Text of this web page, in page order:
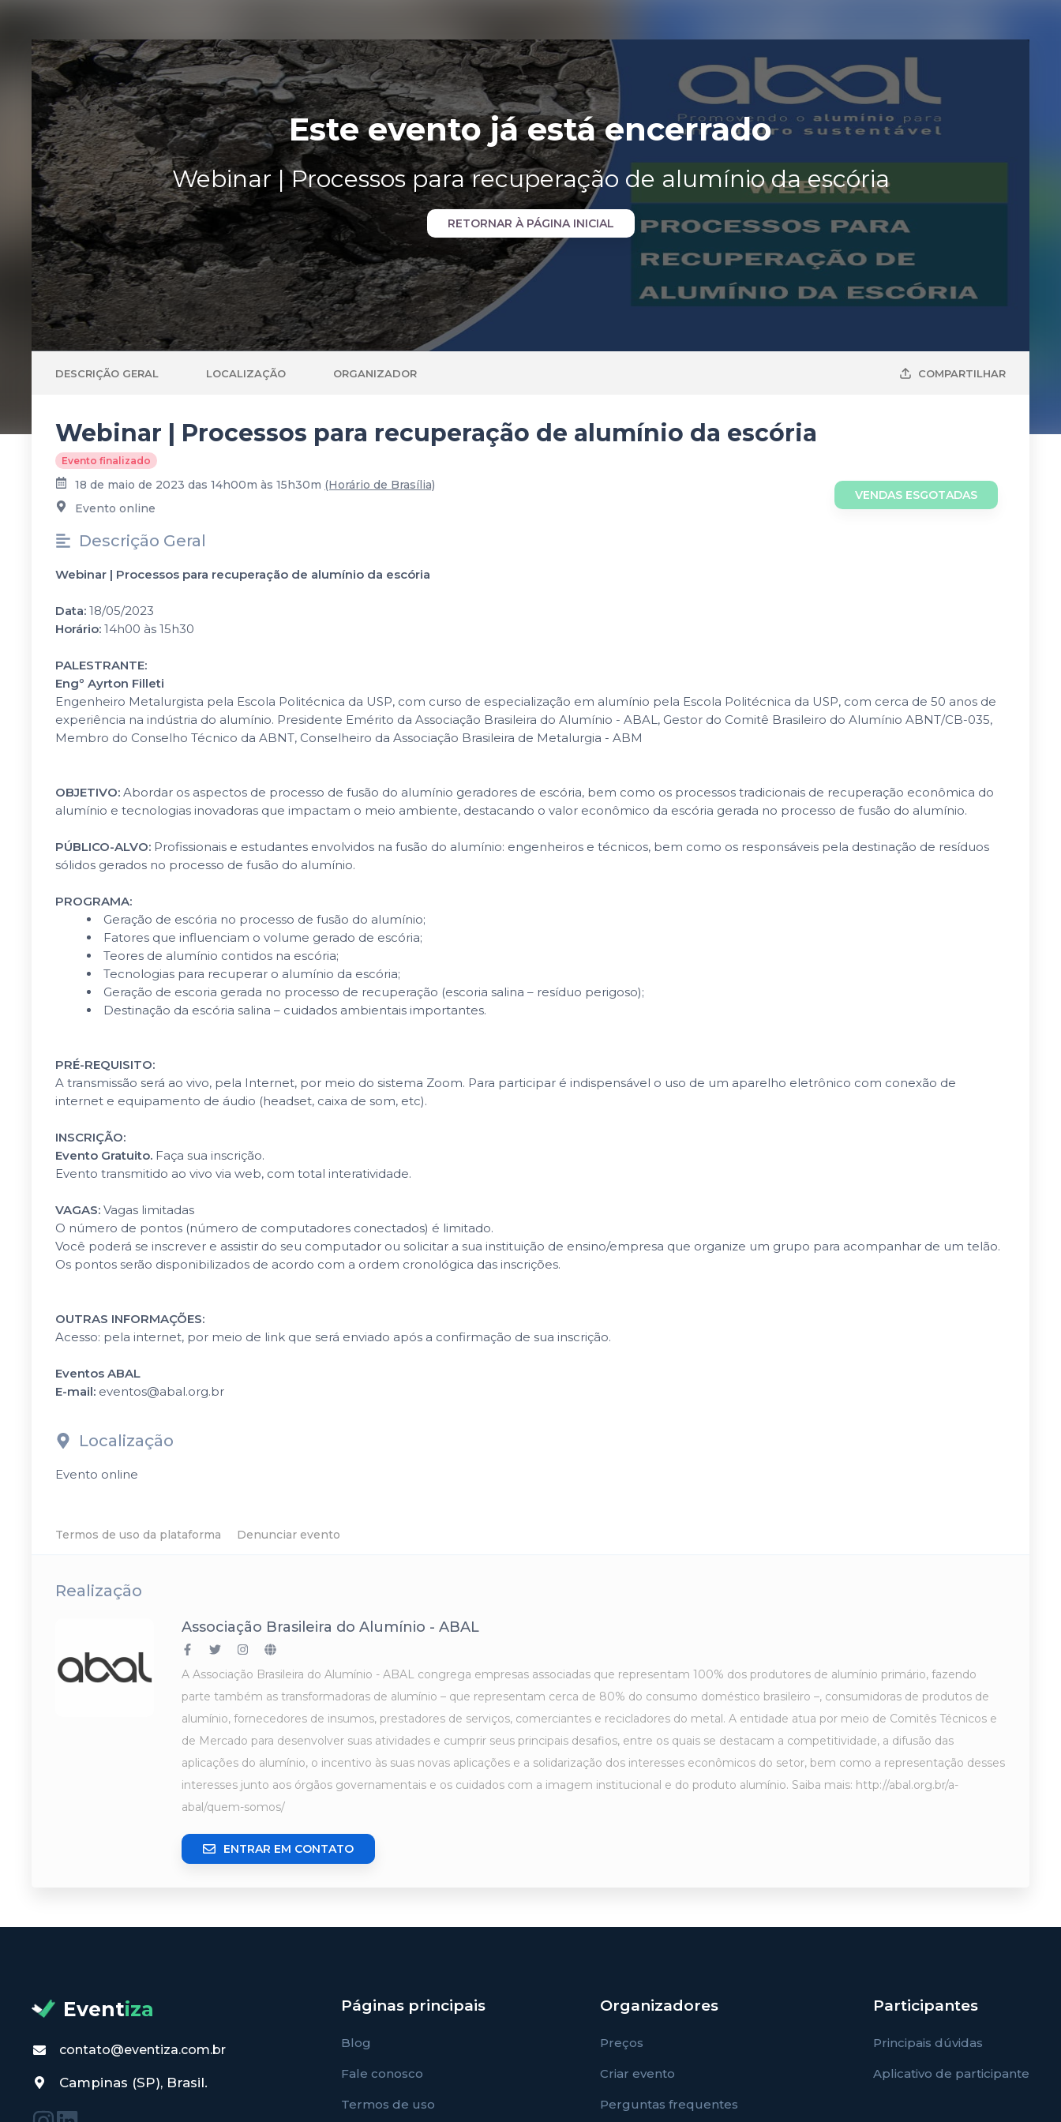
Este evento já está encerrado
Webinar | Processos para recuperação de alumínio da escória
RETORNAR À PÁGINA INICIAL
DESCRIÇÃO GERAL LOCALIZAÇÃO ORGANIZADOR COMPARTILHAR
Webinar | Processos para recuperação de alumínio da escória
Evento finalizado
18 de maio de 2023 das 14h00m às 15h30m (Horário de Brasília)
Evento online
VENDAS ESGOTADAS
Descrição Geral
Webinar | Processos para recuperação de alumínio da escória
Data: 18/05/2023
Horário: 14h00 às 15h30
PALESTRANTE:
Engº Ayrton Filleti
Engenheiro Metalurgista pela Escola Politécnica da USP, com curso de especialização em alumínio pela Escola Politécnica da USP, com cerca de 50 anos de
experiência na indústria do alumínio. Presidente Emérito da Associação Brasileira do Alumínio - ABAL, Gestor do Comitê Brasileiro do Alumínio ABNT/CB-035,
Membro do Conselho Técnico da ABNT, Conselheiro da Associação Brasileira de Metalurgia - ABM
OBJETIVO: Abordar os aspectos de processo de fusão do alumínio geradores de escória, bem como os processos tradicionais de recuperação econômica do
alumínio e tecnologias inovadoras que impactam o meio ambiente, destacando o valor econômico da escória gerada no processo de fusão do alumínio.
PÚBLICO-ALVO: Profissionais e estudantes envolvidos na fusão do alumínio: engenheiros e técnicos, bem como os responsáveis pela destinação de resíduos
sólidos gerados no processo de fusão do alumínio.
PROGRAMA:
Geração de escória no processo de fusão do alumínio;
Fatores que influenciam o volume gerado de escória;
Teores de alumínio contidos na escória;
Tecnologias para recuperar o alumínio da escória;
Geração de escoria gerada no processo de recuperação (escoria salina – resíduo perigoso);
Destinação da escória salina – cuidados ambientais importantes.
PRÉ-REQUISITO:
A transmissão será ao vivo, pela Internet, por meio do sistema Zoom. Para participar é indispensável o uso de um aparelho eletrônico com conexão de
internet e equipamento de áudio (headset, caixa de som, etc).
INSCRIÇÃO:
Evento Gratuito. Faça sua inscrição.
Evento transmitido ao vivo via web, com total interatividade.
VAGAS: Vagas limitadas
O número de pontos (número de computadores conectados) é limitado.
Você poderá se inscrever e assistir do seu computador ou solicitar a sua instituição de ensino/empresa que organize um grupo para acompanhar de um telão.
Os pontos serão disponibilizados de acordo com a ordem cronológica das inscrições.
OUTRAS INFORMAÇÕES:
Acesso: pela internet, por meio de link que será enviado após a confirmação de sua inscrição.
Eventos ABAL
E-mail: eventos@abal.org.br
Localização
Evento online
Termos de uso da plataforma Denunciar evento
Realização
Associação Brasileira do Alumínio - ABAL
A Associação Brasileira do Alumínio - ABAL congrega empresas associadas que representam 100% dos produtores de alumínio primário, fazendo
parte também as transformadoras de alumínio – que representam cerca de 80% do consumo doméstico brasileiro –, consumidoras de produtos de
alumínio, fornecedores de insumos, prestadores de serviços, comerciantes e recicladores do metal. A entidade atua por meio de Comitês Técnicos e
de Mercado para desenvolver suas atividades e cumprir seus principais desafios, entre os quais se destacam a competitividade, a difusão das
aplicações do alumínio, o incentivo às suas novas aplicações e a solidarização dos interesses econômicos do setor, bem como a representação desses
interesses junto aos órgãos governamentais e os cuidados com a imagem institucional e do produto alumínio. Saiba mais: http://abal.org.br/a-
abal/quem-somos/
ENTRAR EM CONTATO
Eventiza
contato@eventiza.com.br
Campinas (SP), Brasil.
Páginas principais
Blog
Fale conosco
Termos de uso
Organizadores
Preços
Criar evento
Perguntas frequentes
Participantes
Principais dúvidas
Aplicativo de participante